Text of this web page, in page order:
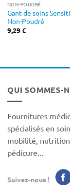
NON-POUDRÉ
Gant de soins
Non-Poudré
9,29€
QUI SOMMES-
Fournitures
spécialisés en
mobilité,
pédicure...
Suivez-nous !